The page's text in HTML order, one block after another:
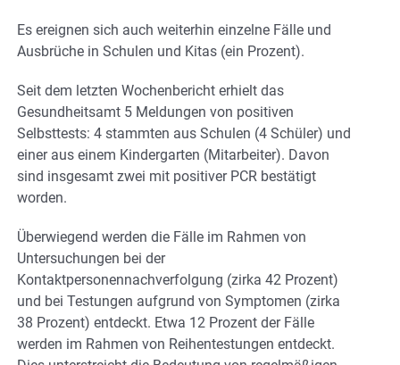
Es ereignen sich auch weiterhin einzelne Fälle und
Ausbrüche in Schulen und Kitas (ein Prozent).
Seit dem letzten Wochenbericht erhielt das
Gesundheitsamt 5 Meldungen von positiven
Selbsttests: 4 stammten aus Schulen (4 Schüler) und
einer aus einem Kindergarten (Mitarbeiter). Davon
sind insgesamt zwei mit positiver PCR bestätigt
worden.
Überwiegend werden die Fälle im Rahmen von
Untersuchungen bei der
Kontaktpersonennachverfolgung (zirka 42 Prozent)
und bei Testungen aufgrund von Symptomen (zirka
38 Prozent) entdeckt. Etwa 12 Prozent der Fälle
werden im Rahmen von Reihentestungen entdeckt.